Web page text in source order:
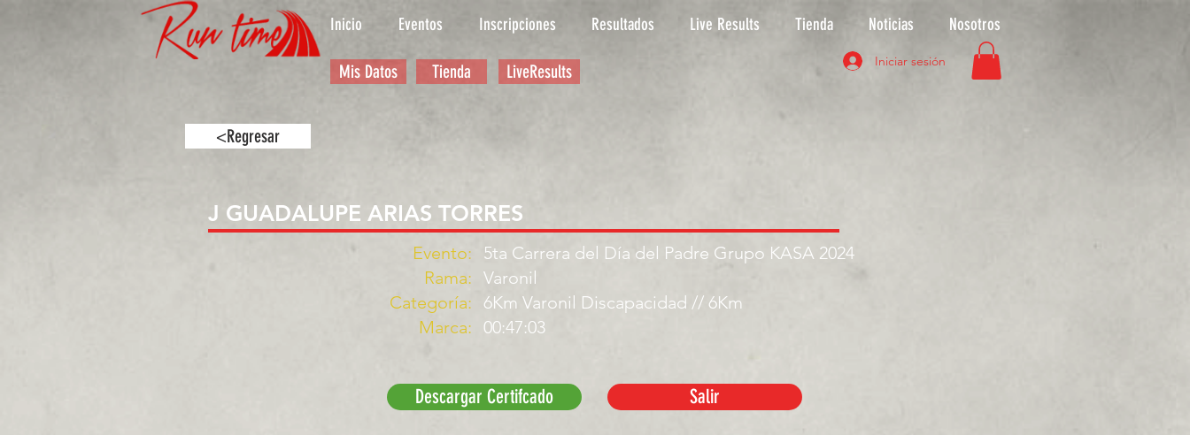
Inicio Eventos Inscripciones Resultados Live Results Tienda Noticias Nosotros
Iniciar sesión
Mis Datos Tienda LiveResults
<Regresar
J GUADALUPE ARIAS TORRES
Evento:
Rama:
Categoría:
Marca:
5ta Carrera del Día del Padre Grupo KASA 2024
Varonil
6Km Varonil Discapacidad // 6Km
00:47:03
Descargar Certifcado Salir